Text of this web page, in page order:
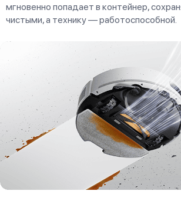
мгновенно попадает в контейнер,
чистыми, а технику — работоспособной.